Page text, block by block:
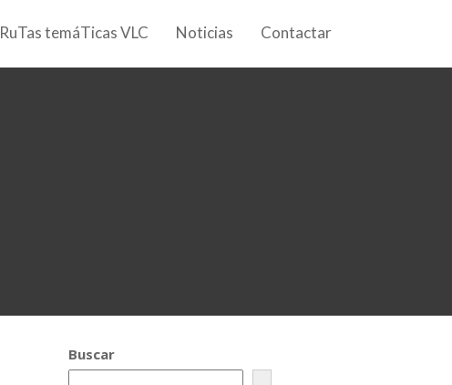
RuTas temáTicas VLC Noticias Contactar
Buscar